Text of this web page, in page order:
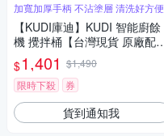
加寬加厚手柄 不沾塗層 清洗好方便
【KUDI庫迪】KUDI 智能廚餘
機 攪拌桶【台灣現貨 原廠配
件】專用內桶 鋁合金材質 廚餘
機替換內桶 攪拌筒 不沾塗層 桶
子
$1,401 $1,490
限時下殺
券
貨到通知我